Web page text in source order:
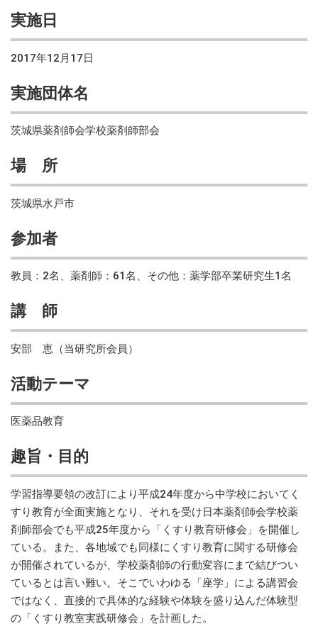
実施日
2017年12月17日
実施団体名
茨城県薬剤師会学校薬剤師部会
場 所
茨城県水戸市
参加者
教員：2名、薬剤師：61名、その他：薬学部卒業研究生1名
講 師
安部 恵（当研究所会員）
活動テーマ
医薬品教育
趣旨・目的
学習指導要領の改訂により平成24年度から中学校においてく
すり教育が全面実施となり、それを受け日本薬剤師会学校薬
剤師部会でも平成25年度から「くすり教育研修会」を開催し
ている。また、各地域でも同様にくすり教育に関する研修会
が開催されているが、学校薬剤師の行動変容にまで結びつい
ているとは言い難い。そこでいわゆる「座学」による講習会
ではなく、直接的で具体的な経験や体験を盛り込んだ体験型
の「くすり教室実践研修会」を計画した。